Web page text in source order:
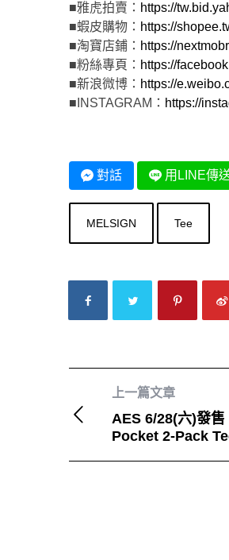
■雅虎拍賣： https://
■蝦皮購物： https://
■淘寶店鋪： https://
■粉絲專頁： https://
■新浪微博： https://
■INSTAGRAM： https://
對話 用LINE傳
MELSIGN Tee
上一篇文章
AES 6/28(六)發
Pocket 2-Pack